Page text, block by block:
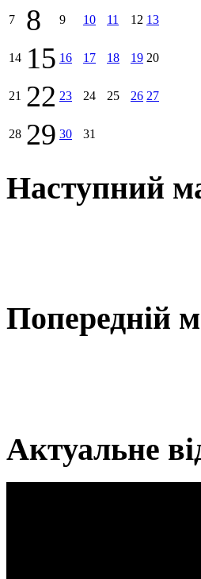
7 8 9 10 11 12 13
14 15 16 17 18 19 20
21 22 23 24 25 26 27
28 29 30 31
Наступний
Попередній
Актуальне